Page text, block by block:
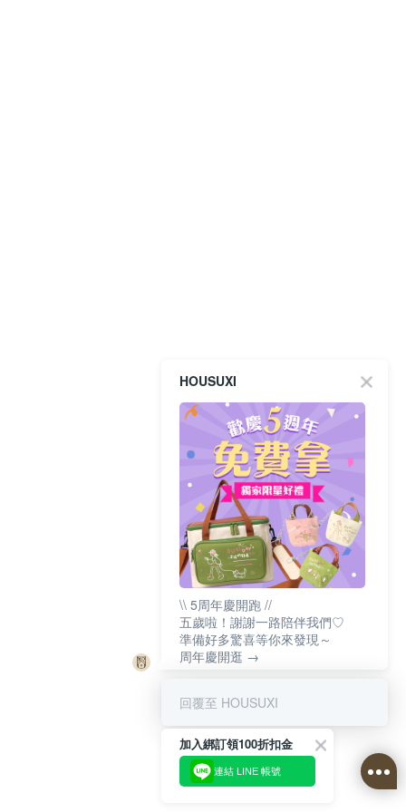
HOUSUXI
\\ 5周年慶開跑 //
五歲啦！謝謝一路陪伴我們♡
準備好多驚喜等你來發現～
周年慶開逛 →
回覆至 HOUSUXI
加入綁訂領100折扣金
連結 LINE 帳號